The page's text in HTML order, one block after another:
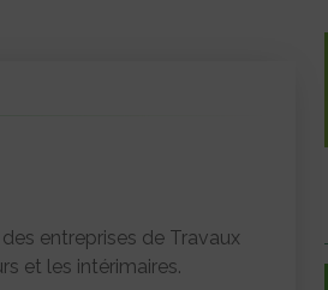
entreprises de Travaux
et les intérimaires.